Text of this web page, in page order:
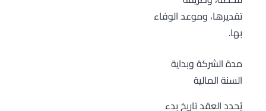
تقديرها، وموعد الوفاء
بها.
مدة الشركة وبداية
السنة المالية
يُحدد العقد تاريخ بدء